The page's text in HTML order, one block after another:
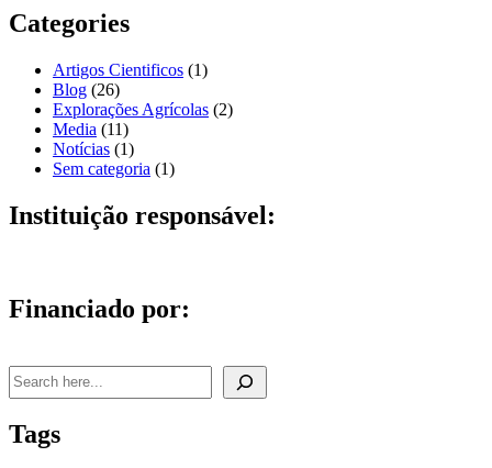
Categories
Artigos Cientificos (1)
Blog (26)
Explorações Agrícolas (2)
Media (11)
Notícias (1)
Sem categoria (1)
Instituição responsável:
Financiado por:
Pesquisar
Tags